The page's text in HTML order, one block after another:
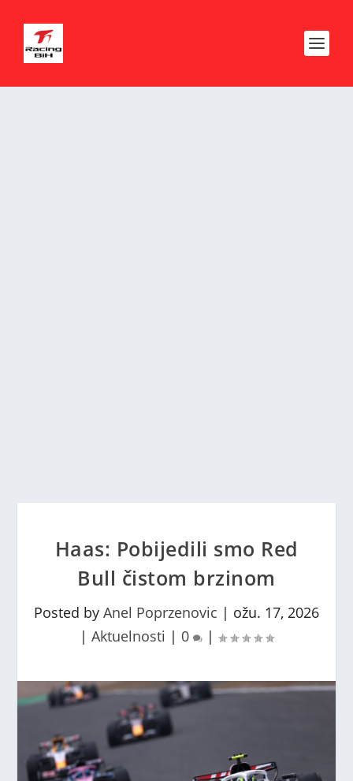
Haas: Pobijedili smo Red
Bull čistom brzinom
Posted by Anel Poprzenovic | ožu. 17, 2026
| Aktuelnosti | 0 |